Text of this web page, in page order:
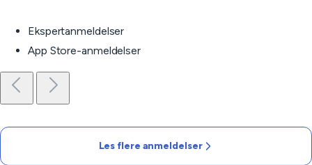
Ekspertanmeldelser
App Store-anmeldelser
Les flere anmeldelser